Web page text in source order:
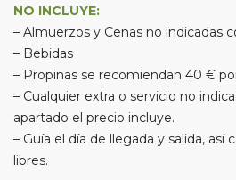
NO INCLUYE:
– Almuerzos y Cenas no indicadas
– Bebidas
– Propinas se recomiendan 40 €
– Cualquier extra o servicio no
apartado el precio incluye.
– Guía el día de llegada y salida, así
libres.